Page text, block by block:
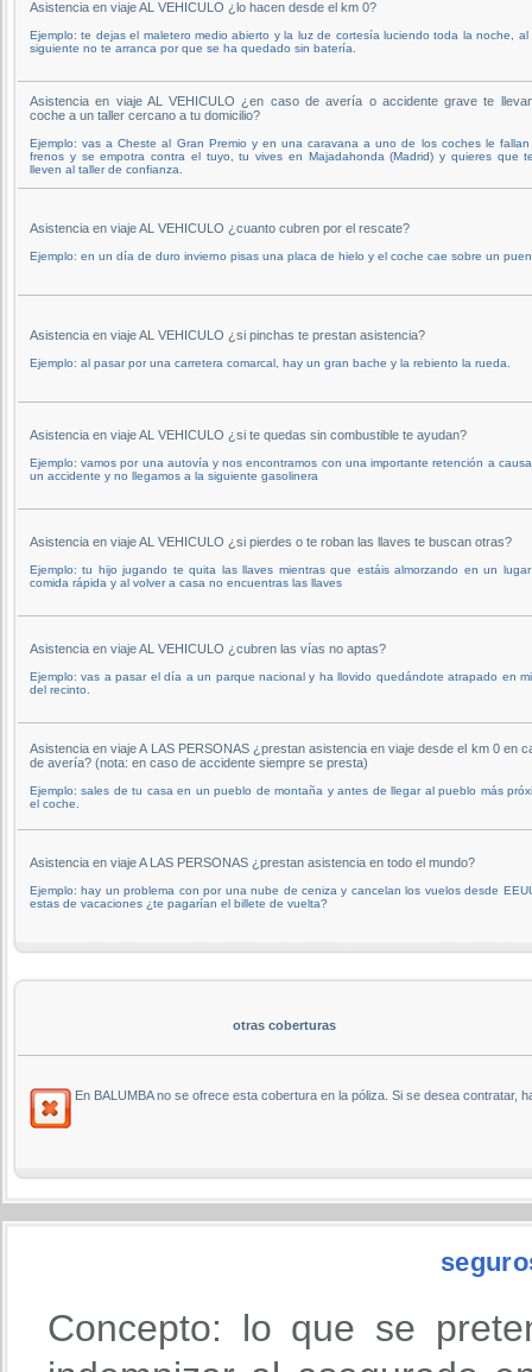
Asistencia en viaje AL VEHICULO ¿lo hacen desde el km 0?
Ejemplo: te dejas el maletero medio abierto y la luz de cortesía luciendo toda la noche, al
siguiente no te arranca por que se ha quedado sin batería.
Asistencia en viaje AL VEHICULO ¿en caso de avería o accidente grave te
coche a un taller cercano a tu domicilio?
Ejemplo: vas a Cheste al Gran Premio y en una caravana a uno de los coches le fallan
frenos y se empotra contra el tuyo, tu vives en Majadahonda (Madrid) y quieres que
lleven al taller de confianza.
Asistencia en viaje AL VEHICULO ¿cuanto cubren por el rescate?
Ejemplo: en un día de duro invierno pisas una placa de hielo y el coche cae sobre un
Asistencia en viaje AL VEHICULO ¿si pinchas te prestan asistencia?
Ejemplo: al pasar por una carretera comarcal, hay un gran bache y la rebiento la rueda.
Asistencia en viaje AL VEHICULO ¿si te quedas sin combustible te ayudan?
Ejemplo: vamos por una autovía y nos encontramos con una importante retención a
un accidente y no llegamos a la siguiente gasolinera
Asistencia en viaje AL VEHICULO ¿si pierdes o te roban las llaves te buscan otras?
Ejemplo: tu hijo jugando te quita las llaves mientras que estáis almorzando en un
comida rápida y al volver a casa no encuentras las llaves
Asistencia en viaje AL VEHICULO ¿cubren las vías no aptas?
Ejemplo: vas a pasar el día a un parque nacional y ha llovido quedándote atrapado en
del recinto.
Asistencia en viaje A LAS PERSONAS ¿prestan asistencia en viaje desde el km 0 en
de avería? (nota: en caso de accidente siempre se presta)
Ejemplo: sales de tu casa en un pueblo de montaña y antes de llegar al pueblo más
el coche.
Asistencia en viaje A LAS PERSONAS ¿prestan asistencia en todo el mundo?
Ejemplo: hay un problema con por una nube de ceniza y cancelan los vuelos desde
estas de vacaciones ¿te pagarían el billete de vuelta?
otras coberturas
En BALUMBA no se ofrece esta cobertura en la póliza. Si se desea contratar,
Concepto: lo que se